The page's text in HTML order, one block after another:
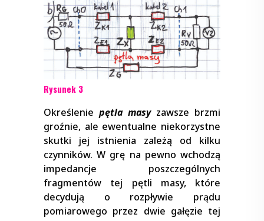
Rysunek 3
Określenie pętla masyzawsze brzmi
groźnie, ale ewentualne niekorzystne
skutki jej istnienia zależą od kilku
czynników. W grę na pewno wchodzą
impedancje poszczególnych
fragmentów tej pętli masy, które
decydują o rozpływie prądu
pomiarowego przez dwie gałęzie tej